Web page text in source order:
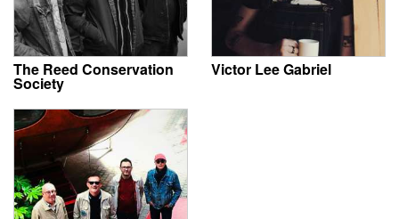
The Reed Conservation
Society
Victor Lee Gabriel